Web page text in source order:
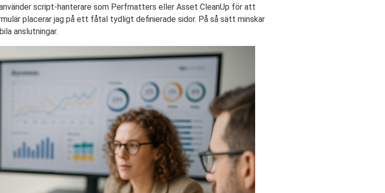
script-hanterare som Perfmatters eller Asset CleanUp för att
placerar jag på ett fåtal tydligt definierade sidor. På så sätt minskar
anslutningar.